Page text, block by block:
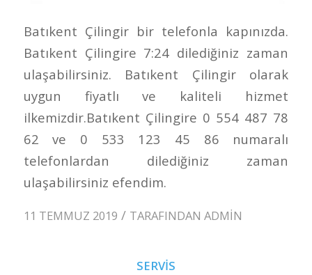
Batıkent Çilingir bir telefonla kapınızda.
Batıkent Çilingire 7:24 dilediğiniz zaman
ulaşabilirsiniz. Batıkent Çilingir olarak
uygun fiyatlı ve kaliteli hizmet
ilkemizdir.Batıkent Çilingire 0 554 487 78
62 ve 0 533 123 45 86 numaralı
telefonlardan dilediğiniz zaman
ulaşabilirsiniz efendim.
11 TEMMUZ 2019 / TARAFINDAN ADMIN
SERVIS